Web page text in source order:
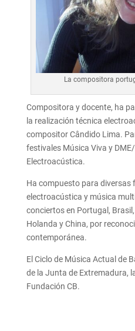
La compositora
Compositora y docente, ha
la realización técnica
compositor Cândido Lima.
festivales Música Viva y
Electroacústica.
Ha compuesto para diversas
electroacústica y música
conciertos en Portugal, Brasil,
Holanda y China, por
contemporánea.
El Ciclo de Música Actual de
de la Junta de Extremadura,
Fundación CB.